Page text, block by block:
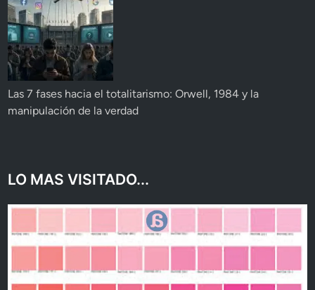
Las 7 fases hacia el totalitarismo: Orwell, 1984 y la
manipulación de la verdad
LO MAS VISITADO...